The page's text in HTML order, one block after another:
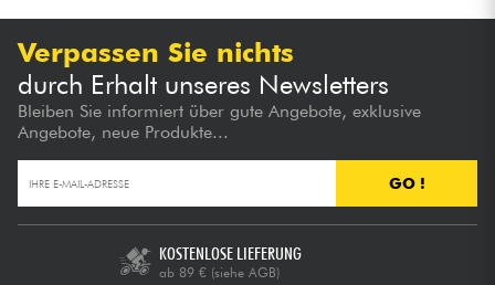
Verpassen Sie nichts
durch Erhalt unseres Newsletters
Bleiben Sie informiert über gute Angebote, exklusive
Angebote, neue Produkte...
GO !
KOSTENLOSE LIEFERUNG
ab 89 € (siehe AGB)